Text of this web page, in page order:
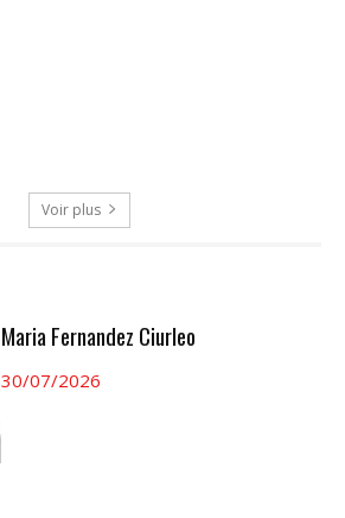
Voir plus
Maria Fernandez Ciurleo
30/07/2026